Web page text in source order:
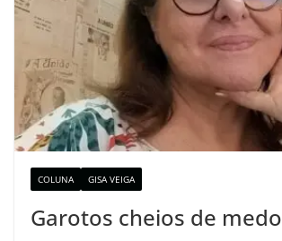
COLUNA GISA VEIGA
Garotos cheios de medo